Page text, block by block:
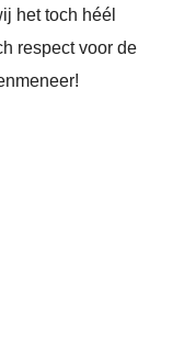
het toch héél
respect voor de